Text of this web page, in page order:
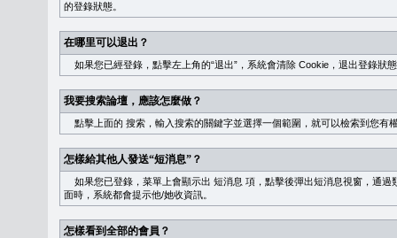
的登錄狀態。
在哪里可以退出？
如果您已經登錄，點擊左上角的“退出”，系統會清除 Cookie，退出登錄狀
我要搜索論壇，應該怎麼做？
點擊上面的 搜索 ，輸入搜索的關鍵字並選擇一個範圍，就可以檢索到您有
怎樣給其他人發送“短消息”？
如果您已登錄，菜單上會顯示出 短消息 項，點擊後彈出短消息視窗，通過
面時，系統都會提示他/她收資訊。
怎樣看到全部的會員？